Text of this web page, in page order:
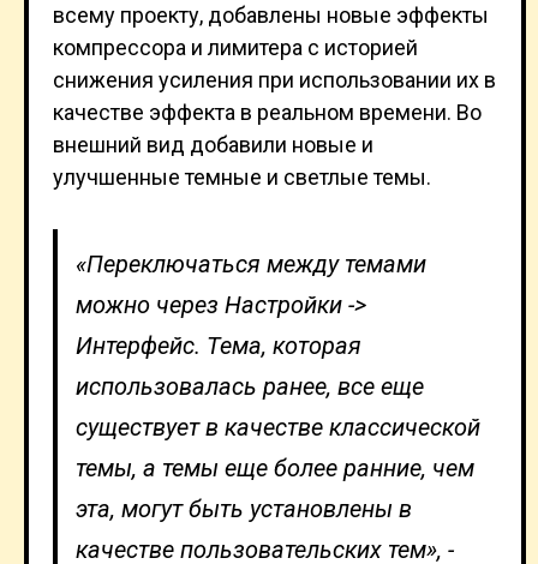
всему проекту, добавлены новые эффекты
компрессора и лимитера с историей
снижения усиления при использовании их в
качестве эффекта в реальном времени. Во
внешний вид добавили новые и
улучшенные темные и светлые темы.
«Переключаться между темами
можно через Настройки ->
Интерфейс. Тема, которая
использовалась ранее, все еще
существует в качестве классической
темы, а темы еще более ранние, чем
эта, могут быть установлены в
качестве пользовательских тем», -